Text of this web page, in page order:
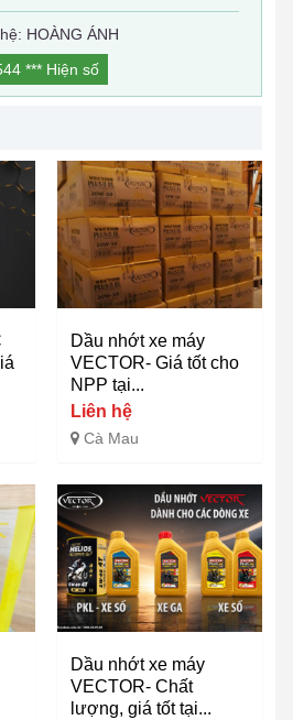
HOÀNG ÁNH
*** Hiện số
Dầu nhớt xe máy
VECTOR- Giá tốt cho
NPP tại...
Liên hệ
Cà Mau
Dầu nhớt xe máy
VECTOR- Chất
lượng, giá tốt tại...